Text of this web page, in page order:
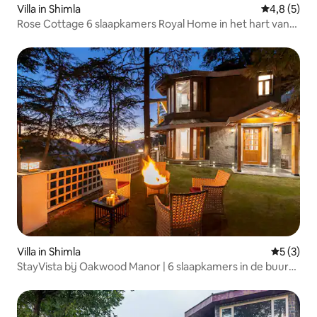
Villa in Shimla
4,8 (5)
Rose Cottage 6 slaapkamers Royal Home in het hart van
Villa in Shimla
5 (3)
StayVista bij Oakwood Manor | 6 slaapkamers in de buurt